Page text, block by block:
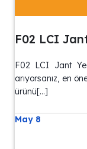
F02 LCI
F02 LCI Jant
arıyorsanız, en
ürünü[…]
May 8